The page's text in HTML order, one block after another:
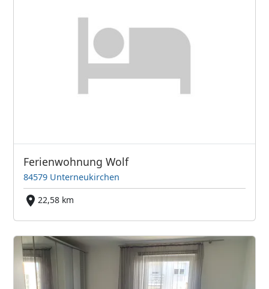
Ferienwohnung Wolf
84579 Unterneukirchen
22,58 km